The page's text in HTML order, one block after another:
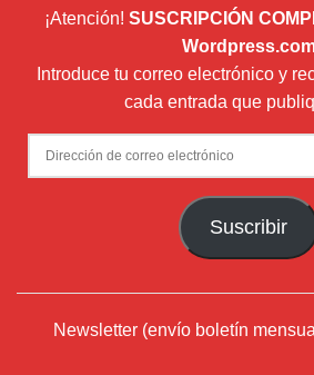
¡Atención! SUSCRIPCIÓN
Introduce tu correo electrónico y
cada entrada que
Dirección
de
Suscribir
Newsletter (envío boletín